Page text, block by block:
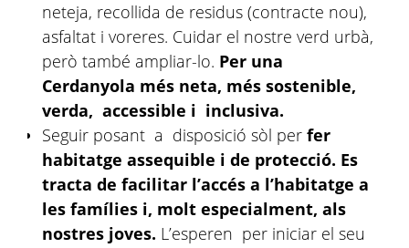
neteja, recollida de residus (contracte nou),
asfaltat i voreres. Cuidar el nostre verd urbà,
però també ampliar-lo. Per una
Cerdanyola més neta, més sostenible,
verda, accessible i inclusiva.
Seguir posant a disposició sòl per fer
habitatge assequible i de protecció. Es
tracta de facilitar l’accés a l’habitatge a
les famílies i, molt especialment, als
nostres joves. L’esperen per iniciar el seu